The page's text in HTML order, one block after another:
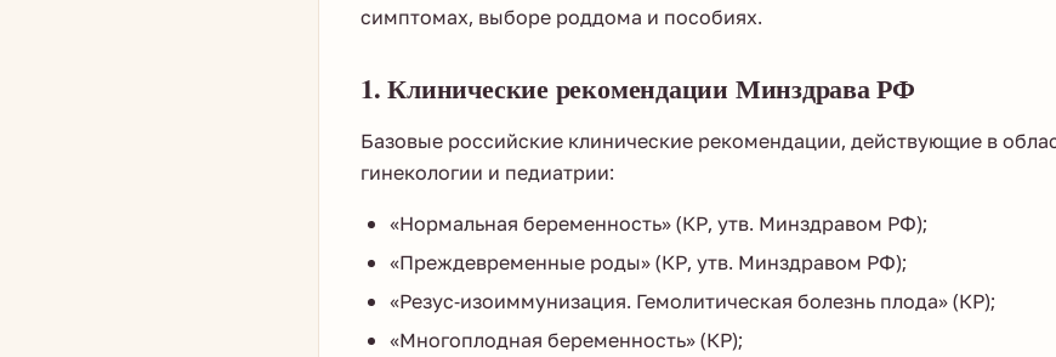
симптомах, выборе роддома и пособиях.
1. Клинические рекомендации Минздрава РФ
Базовые российские клинические рекомендации, действующие в
гинекологии и педиатрии:
«Нормальная беременность» (КР, утв. Минздравом РФ);
«Преждевременные роды» (КР, утв. Минздравом РФ);
«Резус-изоиммунизация. Гемолитическая болезнь плода» (КР);
«Многоплодная беременность» (КР);